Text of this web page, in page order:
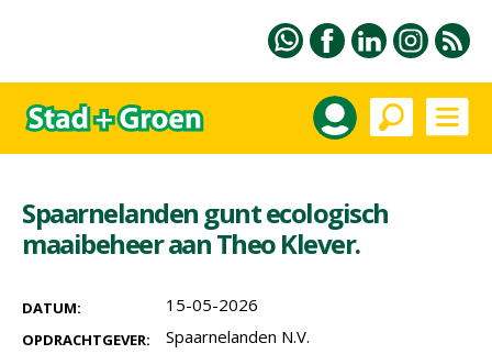
Spaarnelanden gunt ecologisch
maaibeheer aan Theo Klever.
DATUM: 15-05-2026
OPDRACHTGEVER: Spaarnelanden N.V.